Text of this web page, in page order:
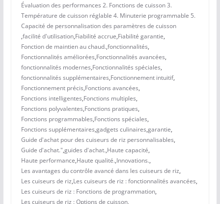
Évaluation des performances 2. Fonctions de cuisson 3.
Température de cuisson réglable 4. Minuterie programmable 5.
Capacité de personnalisation des paramètres de cuisson
,facilité d'utilisation,Fiabilité accrue,Fiabilité garantie,
Fonction de maintien au chaud.,fonctionnalités,
Fonctionnalités améliorées,Fonctionnalités avancées,
fonctionnalités modernes,Fonctionnalités spéciales,
fonctionnalités supplémentaires,Fonctionnement intuitif,
Fonctionnement précis,Fonctions avancées,
Fonctions intelligentes,Fonctions multiples,
Fonctions polyvalentes,Fonctions pratiques,
Fonctions programmables,Fonctions spéciales,
Fonctions supplémentaires,gadgets culinaires,garantie,
Guide d'achat pour des cuiseurs de riz personnalisables,
Guide d'achat.",guides d'achat.,Haute capacité,
Haute performance,Haute qualité.,Innovations.,
Les avantages du contrôle avancé dans les cuiseurs de riz,
Les cuiseurs de riz,Les cuiseurs de riz : fonctionnalités avancées,
Les cuiseurs de riz : Fonctions de programmation,
Les cuiseurs de riz : Options de cuisson,